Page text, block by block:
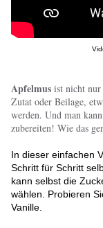
Apfelmus ist nicht
Zutat oder Beilage,
werden. Und man
zubereiten! Wie das
In dieser einfachen
Schritt für Schritt
kann selbst die
wählen. Probieren
Vanille.